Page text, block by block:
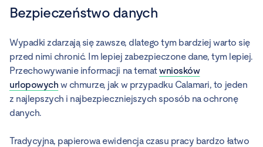
Bezpieczeństwo danych
Wypadki zdarzają się zawsze, dlatego tym bardziej warto się
przed nimi chronić. Im lepiej zabezpieczone dane, tym lepiej.
Przechowywanie informacji na tematwniosków
urlopowych w chmurze, jak w przypadku Calamari, to jeden
z najlepszych i najbezpieczniejszych sposób na ochronę
danych.
Tradycyjna, papierowa ewidencja czasu pracy bardzo łatwo